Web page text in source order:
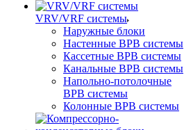
VRV/VRF системы
Наружные блоки
Настенные ВРВ системы
Кассетные ВРВ системы
Канальные ВРВ системы
Напольно-потолочные
ВРВ системы
Колонные ВРВ системы